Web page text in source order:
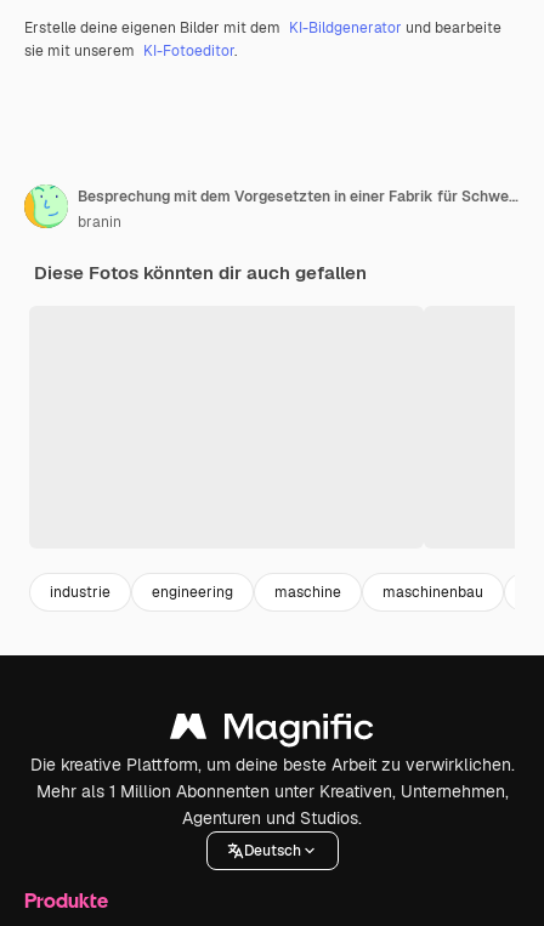
Erstelle deine eigenen Bilder mit dem KI-Bildgenerator und bearbeite
sie mit unserem KI-Fotoeditor.
Besprechung mit dem Vorgesetzten in einer Fabrik für Schwerindustrie.
branin
Diese Fotos könnten dir auch gefallen
industrie engineering maschine maschinenbau
Die kreative Plattform, um deine beste Arbeit zu verwirklichen.
Mehr als 1 Million Abonnenten unter Kreativen, Unternehmen,
Agenturen und Studios.
Deutsch
Produkte